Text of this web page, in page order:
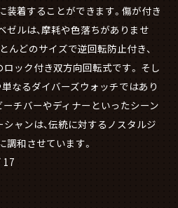
装着することができます。傷が付き
ルは、摩耗や色落ちがありませ
んどのサイズで逆回転防止付き、
ック付き双方向回転式です。 そし
なるダイバーズウォッチではあり
ーチバーやディナーといったシーン
ャンは、伝統に対するノスタルジ
和させています。
17